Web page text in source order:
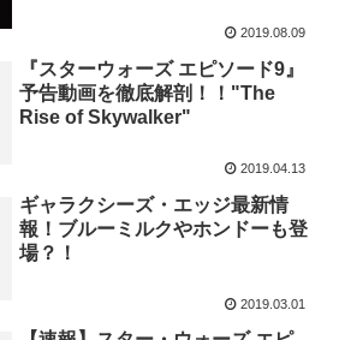
2019.08.09
『スターウォーズ エピソード9』
予告動画を徹底解剖！！"The
Rise of Skywalker"
2019.04.13
ギャラクシーズ・エッジ最新情
報！ブルーミルクやホンドーも登
場？！
2019.03.01